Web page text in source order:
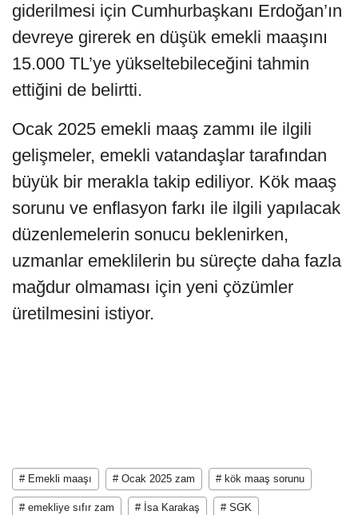
giderilmesi için Cumhurbaşkanı Erdoğan’ın
devreye girerek en düşük emekli maaşını
15.000 TL’ye yükseltebileceğini tahmin
ettiğini de belirtti.
Ocak 2025 emekli maaş zammı ile ilgili
gelişmeler, emekli vatandaşlar tarafından
büyük bir merakla takip ediliyor. Kök maaş
sorunu ve enflasyon farkı ile ilgili yapılacak
düzenlemelerin sonucu beklenirken,
uzmanlar emeklilerin bu süreçte daha fazla
mağdur olmaması için yeni çözümler
üretilmesini istiyor.
# Emekli maaşı # Ocak 2025 zam # kök maaş sorunu
# emekliye sıfır zam # İsa Karakaş # SGK